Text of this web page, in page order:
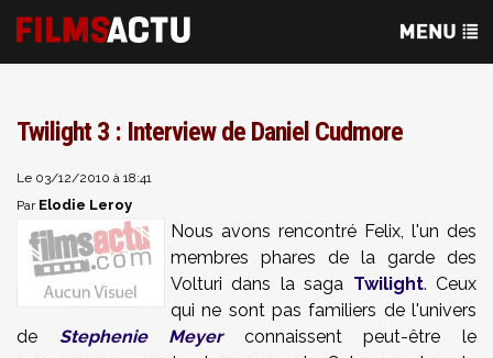
Twilight 3 : Interview de Daniel Cudmore
Le 03/12/2010 à 18:41
Par Elodie Leroy
Nous avons rencontré Felix, l'un des
membres phares de la garde des
Volturi dans la saga Twilight. Ceux
qui ne sont pas familiers de l'univers
de Stephenie Meyerconnaissent peut-être le